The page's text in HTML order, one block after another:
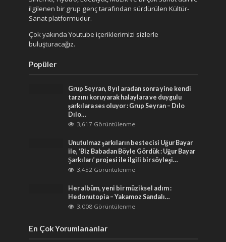
ilgilenen bir grup genç tarafından sürdürülen Kültür-
Sanat platformudur.
Çok yakında Youtube içeriklerimizi sizlerle
buluşturacağız.
Popüler
Grup Seyran, 8 yıl aradan sonra yine kendi
tarzını koruyarak halaylara ve duygulu
şarkılara ses oluyor : Grup Seyran – Dılo
Dılo…
3,617 Görüntülenme
Unutulmaz şarkıların bestecisi Uğur Bayar
ile, ‘Biz Babadan Böyle Gördük : Uğur Bayar
Şarkıları’ projesi ile ilgili bir söyleşi…
3,452 Görüntülenme
Her albüm, yeni bir müziksel adım :
Hedonutopia – Yakamoz Sandalı…
3,008 Görüntülenme
En Çok Yorumlananlar